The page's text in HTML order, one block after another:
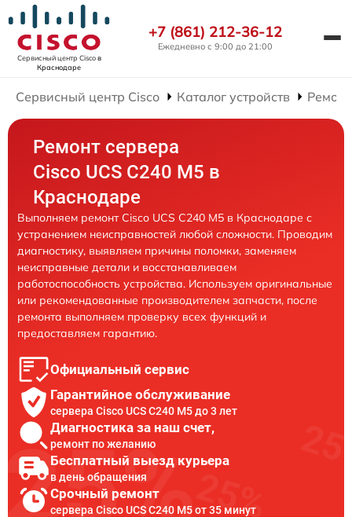
Сервисный центр Ciscoв
Краснодаре
+7 (861) 212-36-12
Ежедневно с 9:00 до 21:00
Сервисный центр Cisco Каталог устройств
Ремонт сервера
Cisco UCS C240 M5 в
Краснодаре
Выполняем ремонт Cisco UCS C240 M5 в Краснодаре с
устранением неисправностей любой сложности. Проводим
диагностику, выявляем причины поломки, заменяем
неисправные детали и восстанавливаем
работоспособность устройства. Используем оригинальные
или рекомендованные производителем запчасти, после
ремонта выполняем проверку всех функций и
предоставляем гарантию.
Официальный сервис
Гарантийное обслуживание
сервера Cisco UCS C240 M5 до 3 лет
Диагностика за наш счет,
ремонт по желанию
Бесплатный выезд курьера
в день обращения
Срочный ремонт
сервера Cisco UCS C240 M5 от 35 минут